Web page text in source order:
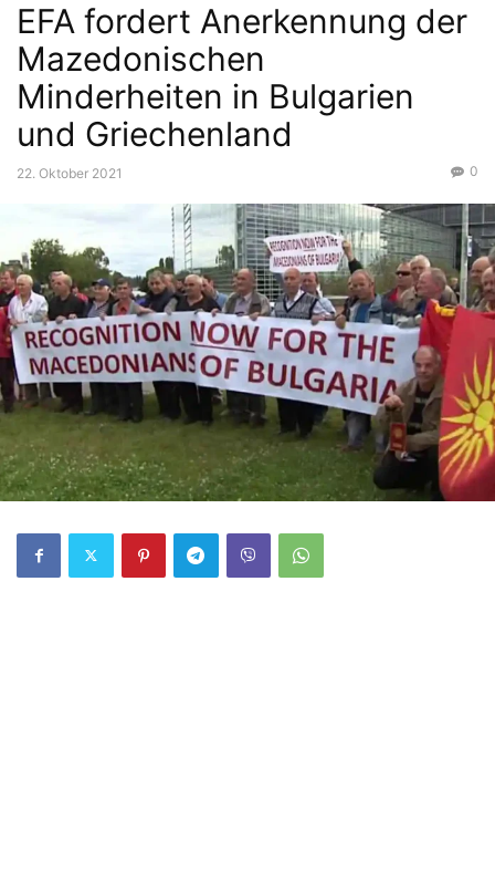
EFA fordert Anerkennung der
Mazedonischen
Minderheiten in Bulgarien
und Griechenland
22. Oktober 2021 0